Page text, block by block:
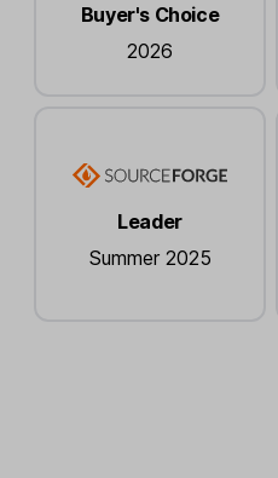
Buyer's Choice
2026
Leader
Summer 2025